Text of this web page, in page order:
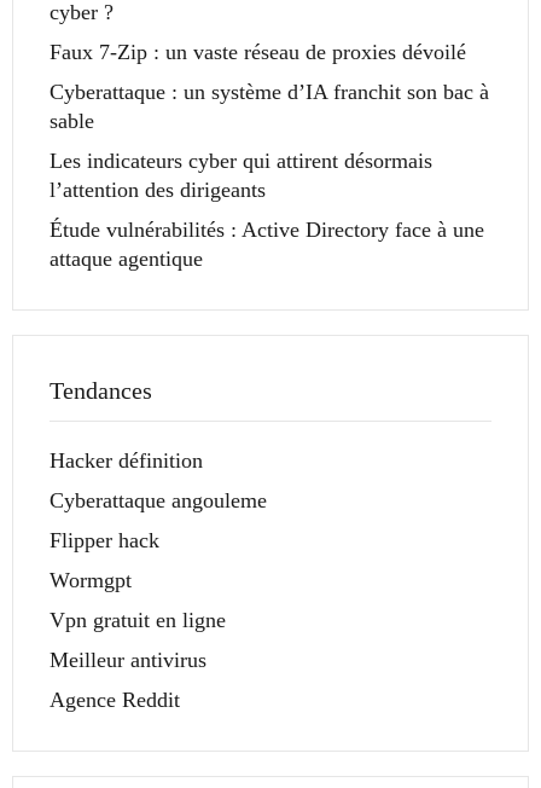
cyber ?
Faux 7-Zip : un vaste réseau de proxies dévoilé
Cyberattaque : un système d’IA franchit son bac à
sable
Les indicateurs cyber qui attirent désormais
l’attention des dirigeants
Étude vulnérabilités : Active Directory face à une
attaque agentique
Tendances
Hacker définition
Cyberattaque angouleme
Flipper hack
Wormgpt
Vpn gratuit en ligne
Meilleur antivirus
Agence Reddit